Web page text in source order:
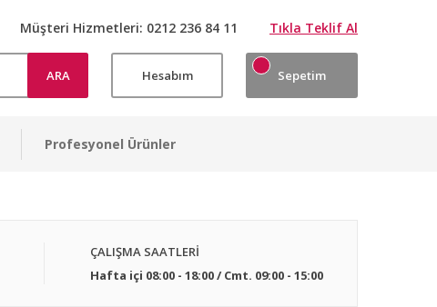
Müşteri Hizmetleri: 0212 236 84 11 Tıkla Teklif Al
ARA Hesabım Sepetim
Profesyonel Ürünler
ÇALIŞMA SAATLERİ
Hafta içi 08:00 - 18:00 / Cmt. 09:00 - 15:00